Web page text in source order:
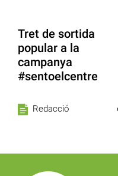
Tret de sortida
popular a la
campanya
#sentoelcentre
Redacció